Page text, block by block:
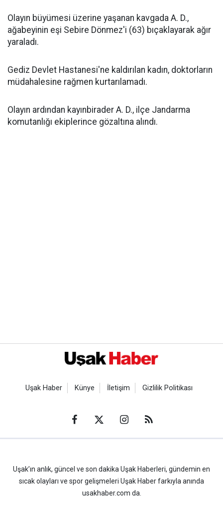
Olayın büyümesi üzerine yaşanan kavgada A. D.,
ağabeyinin eşi Sebire Dönmez'i (63) bıçaklayarak ağır
yaraladı.
Gediz Devlet Hastanesi'ne kaldırılan kadın, doktorların
müdahalesine rağmen kurtarılamadı.
Olayın ardından kayınbirader A. D., ilçe Jandarma
komutanlığı ekiplerince gözaltına alındı.
Uşak Haber Künye İletişim Gizlilik Politikası
Uşak’ın anlık, güncel ve son dakika Uşak Haberleri, gündemin en
sıcak olayları ve spor gelişmeleri Uşak Haber farkıyla anında
usakhaber.com da.